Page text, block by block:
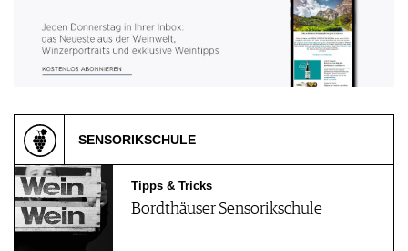
SENSORIKSCHULE
Tipps & Tricks
Bordthäuser Sensorikschule